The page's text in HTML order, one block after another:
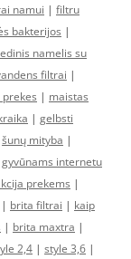
namui | filtru
bakterijos |
namelis su
filtrai |
| maistas
| gelbsti
šunų mityba |
gyvūnams internetu
prekems |
| brita filtrai | kaip
| brita maxtra |
2,4 | style 3,6 |